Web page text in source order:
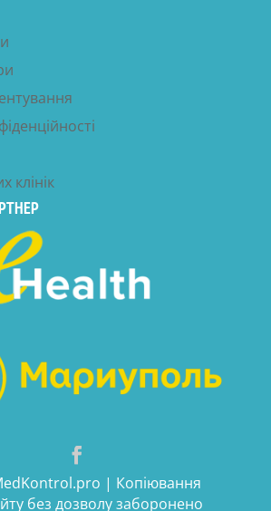
клінік
| Копіювання
без дозволу заборонено